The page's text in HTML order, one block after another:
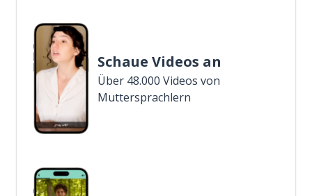
Schaue Videos an
Über 48.000 Videos von
Muttersprachlern